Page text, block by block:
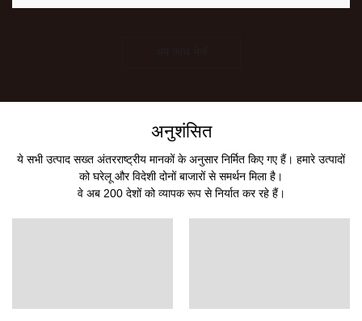
अनुशंसित
ये सभी उत्पाद सख्त अंतरराष्ट्रीय मानकों के अनुसार निर्मित किए गए हैं। हमारे उत्पादों
को घरेलू और विदेशी दोनों बाजारों से समर्थन मिला है।
वे अब 200 देशों को व्यापक रूप से निर्यात कर रहे हैं।